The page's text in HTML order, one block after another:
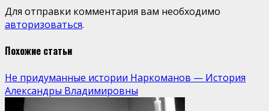
Для отправки комментария вам необходимо
авторизоваться.
Похожие статьи
Не придуманные истории Наркоманов — История
Александры Владимировны